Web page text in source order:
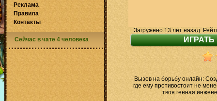
Загружено 13 лет назад.
Вызов на борьбу онлайн:
где ему противостоит не
твоя генная
Реклама
Правила
Контакты
Сейчас в чате 4 человека